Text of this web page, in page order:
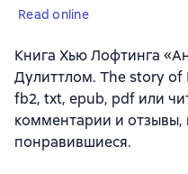
Read online
Книга Хью Лофтинга
Дулиттлом. The story of
fb2, txt, epub, pdf или
комментарии и отзывы,
понравившиеся.